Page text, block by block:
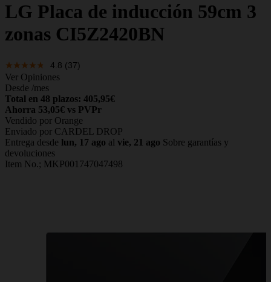
LG Placa de inducción 59cm 3
zonas CI5Z2420BN
4.8 (37)
Ver Opiniones
Desde /mes
Total en 48 plazos: 405,95€
Ahorra 53,05€ vs PVPr
Vendido por Orange
Enviado por CARDEL DROP
Entrega desde lun, 17 ago al vie, 21 ago Sobre garantías y
devoluciones
Item No.; MKP001747047498